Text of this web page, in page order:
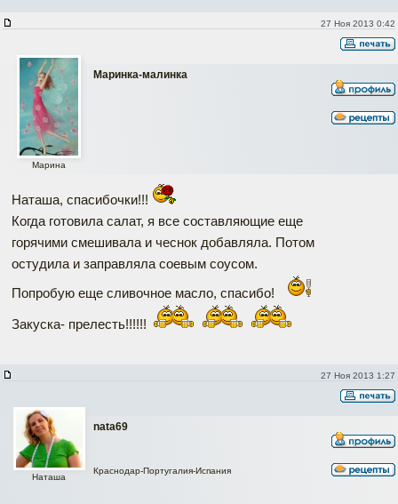
27 Ноя 2013 0:42
Маринка-малинка
Марина
Наташа, спасибочки!!!
Когда готовила салат, я все составляющие еще
горячими смешивала и чеснок добавляла. Потом
остудила и заправляла соевым соусом.
Попробую еще сливочное масло, спасибо!
Закуска- прелесть!!!!!!
27 Ноя 2013 1:27
nata69
Наташа
Краснодар-Португалия-Испания